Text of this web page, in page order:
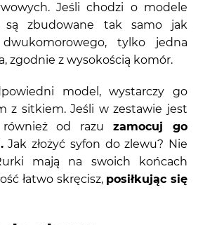
Jeśli chodzi o modele
są zbudowane tak samo jak
tylko jedna
zgodnie z wysokością komór.
model, wystarczy go
z sitkiem. Jeśli w zestawie jest
również od razuzamocuj go
Jak złożyć syfon do zlewu? Nie
mają na swoich końcach
łatwo skręcisz, posiłkując się